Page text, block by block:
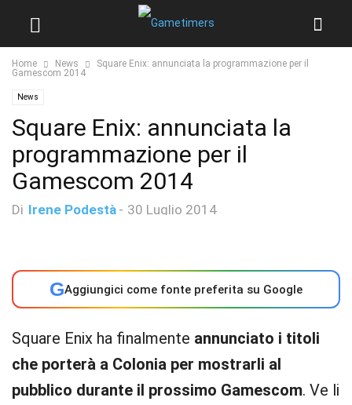
Home News
Square Enix: annunciata la programmazione per il
Gamescom 2014
News
Square Enix: annunciata la
programmazione per il
Gamescom 2014
Di Irene Podestà - 30 Luglio 2014
GAggiungici come fonte preferita su Google
Square Enix ha finalmente annunciato i titoli
che porterà a Colonia per mostrarli al
pubblico durante il prossimo Gamescom. Ve li